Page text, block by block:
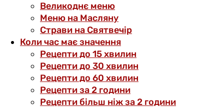
Великоднє меню
Меню на Масляну
Страви на Святвечір
Коли час має значення
Рецепти до 15 хвилин
Рецепти до 30 хвилин
Рецепти до 60 хвилин
Рецепти за 2 години
Рецепти більш ніж за 2 години